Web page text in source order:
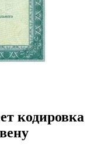
кодировка